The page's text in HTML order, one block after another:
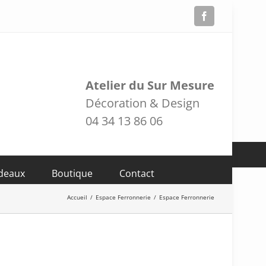
Atelier du Sur Mesure
Décoration & Design
04 34 13 86 06
Boutique Contact
Accueil / Espace Ferronnerie / Espace Ferronnerie